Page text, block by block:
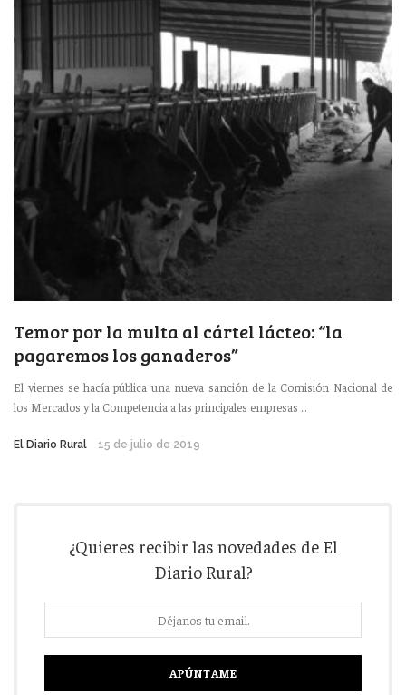
Temor por la multa al cártel lácteo: “la
pagaremos los ganaderos”
El viernes se hacía pública una nueva sanción de la Comisión Nacional de
los Mercados y la Competencia a las principales empresas ...
El Diario Rural 15 de julio de 2019
¿Quieres recibir las novedades de El
Diario Rural?